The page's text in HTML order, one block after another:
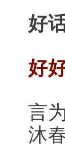
好
好
言
沐